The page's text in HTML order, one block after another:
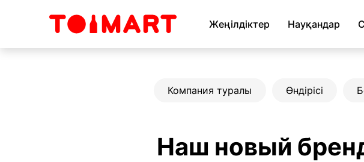
Жеңілдіктер Науқандар
Компания туралы Өндірісі
Наш новый